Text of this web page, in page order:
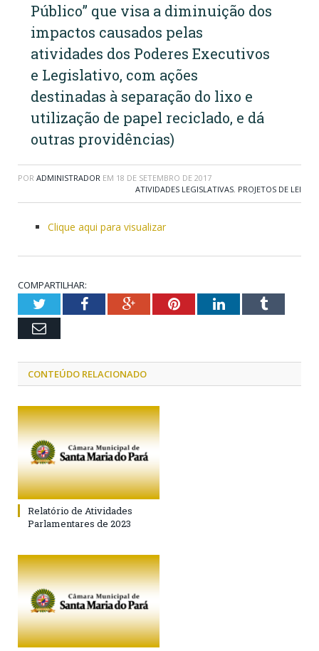
Público” que visa a diminuição dos
impactos causados pelas
atividades dos Poderes Executivos
e Legislativo, com ações
destinadas à separação do lixo e
utilização de papel reciclado, e dá
outras providências)
POR ADMINISTRADOR EM 18 DE SETEMBRO DE 2017
ATIVIDADES LEGISLATIVAS, PROJETOS DE LEI
Clique aqui para visualizar
COMPARTILHAR:
TwitterFacebookGoogle+PinterestLinkedInTumblr
Email
CONTEÚDO RELACIONADO
Relatório de Atividades
Parlamentares de 2023